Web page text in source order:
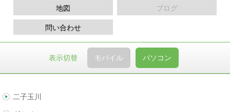
地図 ブログ
問い合わせ
表示切替 モバイル パソコン
二子玉川